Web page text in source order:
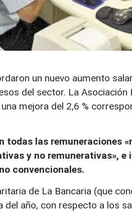
un nuevo aumento
del sector. La Asociación
mejora del 2,6 %
todas las remuneraciones
y no remunerativas», e
convencionales.
de La Bancaria (que
del año, con respecto a los